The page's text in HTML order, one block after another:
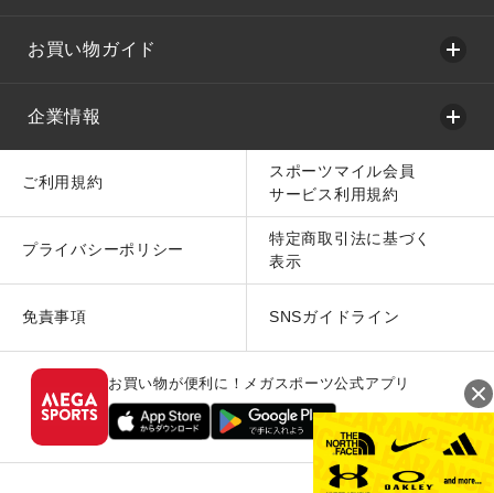
お買い物ガイド
企業情報
ご利用規約
スポーツマイル会員
サービス利用規約
プライバシーポリシー
特定商取引法に基づく
表示
免責事項 SNSガイドライン
お買い物が便利に！メガスポーツ公式アプリ